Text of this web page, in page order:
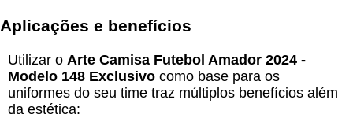
Aplicações e benefícios
Utilizar o Arte Camisa Futebol Amador 2024 -
Modelo 148 Exclusivo como base para os
uniformes do seu time traz múltiplos benefícios além
da estética: